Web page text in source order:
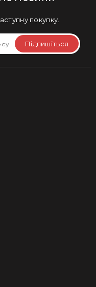
покупку.
Підпишіться